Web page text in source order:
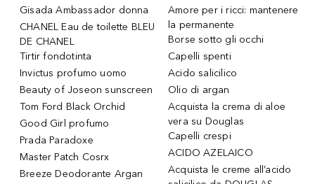
Gisada Ambassador donna
CHANEL Eau de toilette BLEU
DE CHANEL
Tirtir fondotinta
Invictus profumo uomo
Beauty of Joseon sunscreen
Tom Ford Black Orchid
Good Girl profumo
Prada Paradoxe
Master Patch Cosrx
Breeze Deodorante Argan
Amore per i ricci: mantenere
la permanente
Borse sotto gli occhi
Capelli spenti
Acido salicilico
Olio di argan
Acquista la crema di aloe
vera su Douglas
Capelli crespi
ACIDO AZELAICO
Acquista le creme all’acido